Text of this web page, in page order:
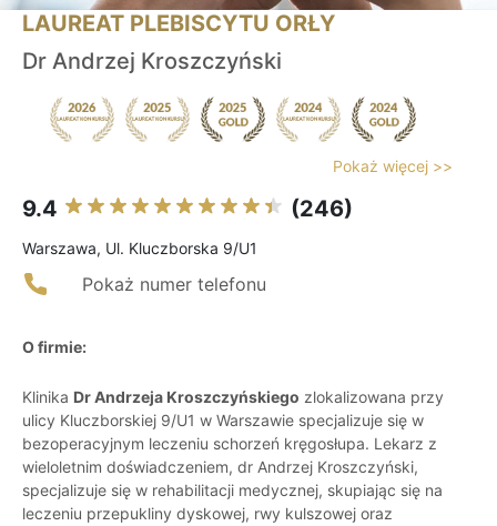
LAUREAT PLEBISCYTU ORŁY
Dr Andrzej Kroszczyński
Pokaż więcej >>
9.4 (246)
Warszawa, Ul. Kluczborska 9/U1
Pokaż numer telefonu
O firmie:
Klinika Dr Andrzeja Kroszczyńskiego zlokalizowana przy
ulicy Kluczborskiej 9/U1 w Warszawie specjalizuje się w
bezoperacyjnym leczeniu schorzeń kręgosłupa. Lekarz z
wieloletnim doświadczeniem, dr Andrzej Kroszczyński,
specjalizuje się w rehabilitacji medycznej, skupiając się na
leczeniu przepukliny dyskowej, rwy kulszowej oraz